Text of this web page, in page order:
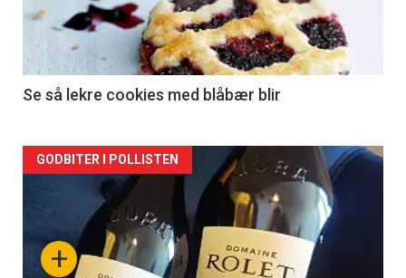
nå
2
Se så lekre cookies med blåbær blir
Forsiden
akkurat
nå+
GODBITER I POLLISTEN